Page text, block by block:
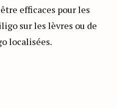
efficaces pour les
sur les lèvres ou de
localisées.